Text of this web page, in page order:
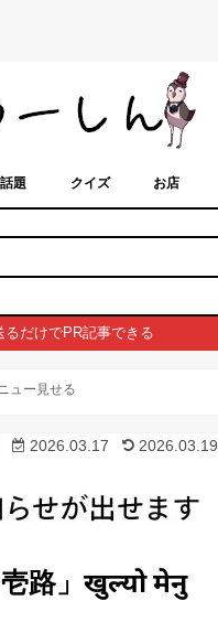
話題 クイズ お店
るだけでPR記事できる
ュー見せる
2026.03.17 2026.03.19
路」खुल्यो मेनु